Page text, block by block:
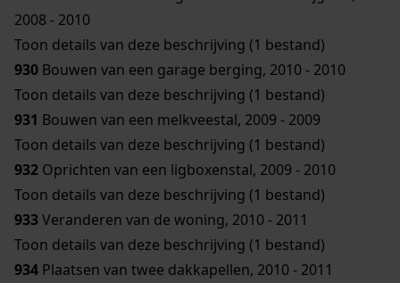
2008 - 2010
Toon details van deze beschrijving (1 bestand)
930 Bouwen van een garage berging, 2010 - 2010
Toon details van deze beschrijving (1 bestand)
931 Bouwen van een melkveestal, 2009 - 2009
Toon details van deze beschrijving (1 bestand)
932 Oprichten van een ligboxenstal, 2009 - 2010
Toon details van deze beschrijving (1 bestand)
933Veranderen van de woning, 2010 - 2011
Toon details van deze beschrijving (1 bestand)
934 Plaatsen van twee dakkapellen, 2010 - 2011